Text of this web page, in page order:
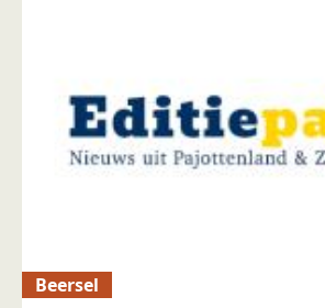
Beersel